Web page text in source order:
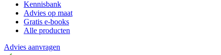
Kennisbank
Advies op maat
Gratis e-books
Alle producten
Advies aanvragen